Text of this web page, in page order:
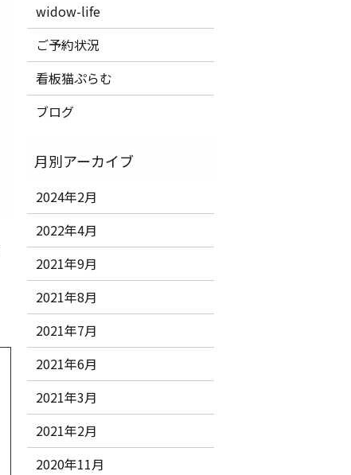
widow-life
ご予約状況
看板猫ぷらむ
ブログ
2024年2月
2022年4月
2021年9月
2021年8月
2021年7月
2021年6月
2021年3月
2021年2月
2020年11月